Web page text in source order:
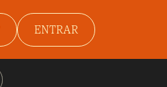
ENTRAR